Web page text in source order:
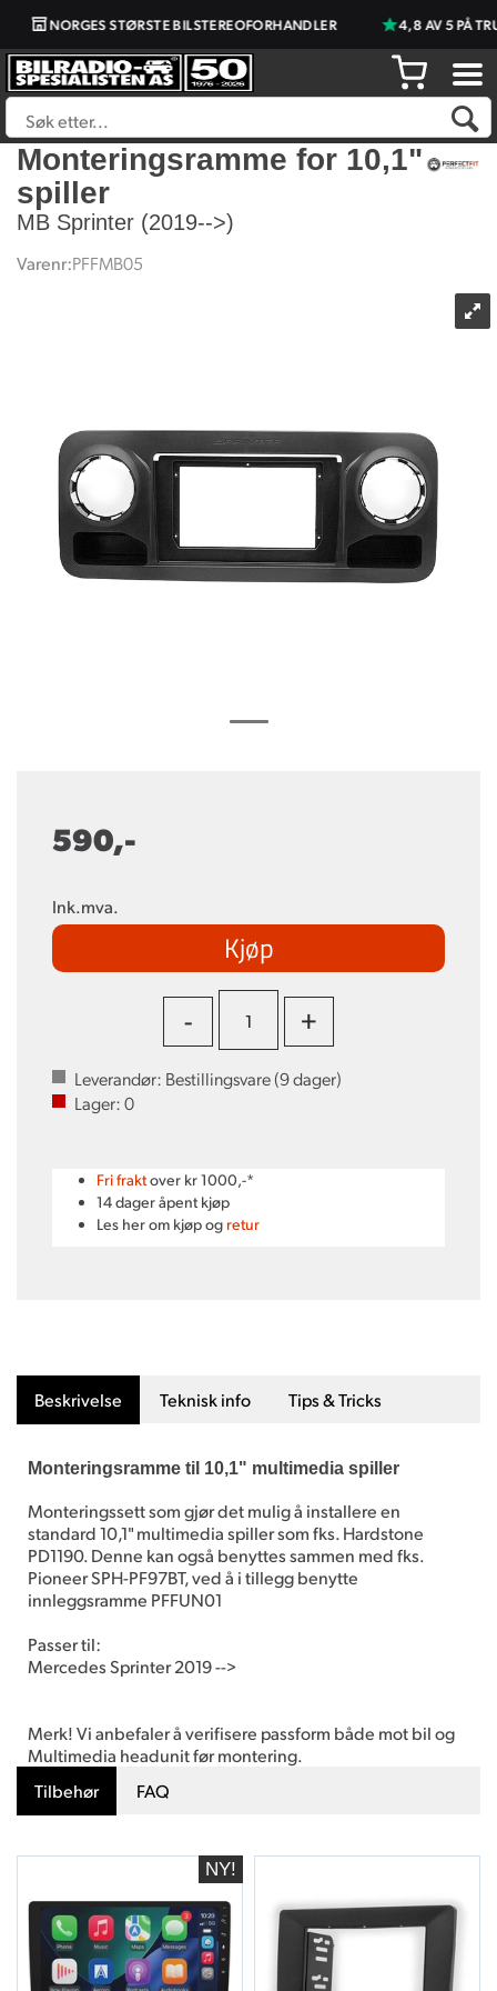
NORGES STØRSTE BILSTEREOFORHANDLER 4,8 AV 5 PÅ
Monteringsramme for 10,1"
spiller
MB Sprinter (2019-->)
Varenr:PFFMB05
590,-
Ink.mva.
Kjøp
- +
Leverandør: Bestillingsvare (9dager)
Lager:0
Fri fraktover kr 1000,-*
14 dager åpent kjøp
Les her om kjøp og retur
Beskrivelse Teknisk info Tips & Tricks
Monteringsramme til 10,1" multimedia spiller
Monteringssett som gjør det mulig å installere en
standard 10,1" multimedia spiller som fks. Hardstone
PD1190. Denne kan også benyttes sammen med fks.
Pioneer SPH-PF97BT, ved å i tillegg benytte
innleggsramme PFFUN01
Passer til:
Mercedes Sprinter 2019 -->
Merk! Vi anbefaler å verifisere passform både mot bil og
Multimedia headunit før montering.
Tilbehør
FAQ